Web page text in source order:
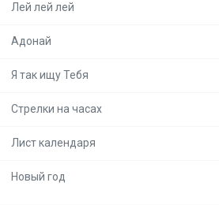
Лей лей лей
Адонай
Я так ищу Тебя
Стрелки на часах
Лист календаря
Новый год